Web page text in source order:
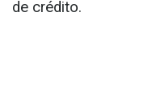
de crédito.